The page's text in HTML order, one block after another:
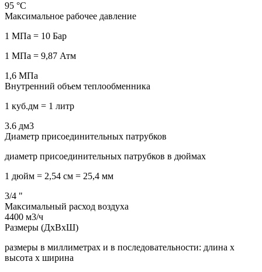
95 °С
Максимальное рабочее давление
1 МПа = 10 Бар
1 МПа = 9,87 Атм
1,6 МПа
Внутренний объем теплообменника
1 куб.дм = 1 литр
3.6 дм3
Диаметр присоединительных патрубков
диаметр присоединительных патрубков в дюймах
1 дюйм = 2,54 см = 25,4 мм
3/4 "
Максимальный расход воздуха
4400 м3/ч
Размеры (ДхВхШ)
размеры в миллиметрах и в последовательности: длина х
высота х ширина